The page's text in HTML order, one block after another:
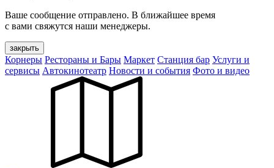
Ваше сообщение отправлено. В ближайшее время
с вами свяжутся наши менеджеры.
закрыть
Корнеры Рестораны и Бары Маркет Станция бар Услуги и
сервисы Автокинотеатр Новости и события Фото и видео